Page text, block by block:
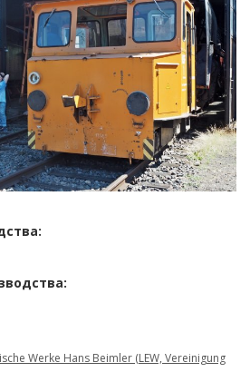
Werke Hans Beimler (LEW, Vereinigung